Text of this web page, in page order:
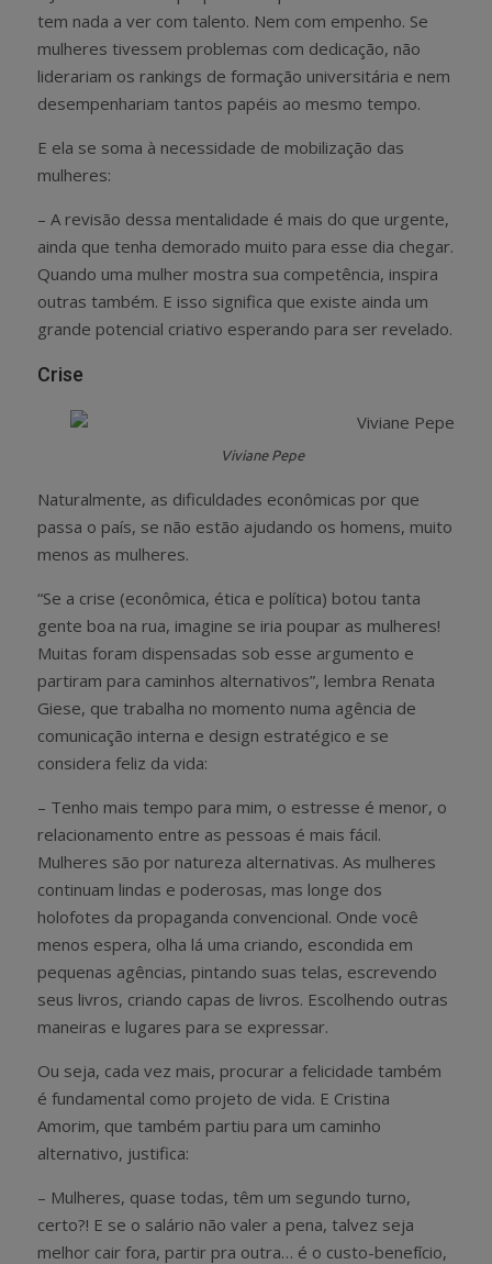
tem nada a ver com talento. Nem com empenho. Se
mulheres tivessem problemas com dedicação, não
liderariam os rankings de formação universitária e nem
desempenhariam tantos papéis ao mesmo tempo.
E ela se soma à necessidade de mobilização das
mulheres:
– A revisão dessa mentalidade é mais do que urgente,
ainda que tenha demorado muito para esse dia chegar.
Quando uma mulher mostra sua competência, inspira
outras também. E isso significa que existe ainda um
grande potencial criativo esperando para ser revelado.
Crise
Viviane Pepe
Naturalmente, as dificuldades econômicas por que
passa o país, se não estão ajudando os homens, muito
menos as mulheres.
“Se a crise (econômica, ética e política) botou tanta
gente boa na rua, imagine se iria poupar as mulheres!
Muitas foram dispensadas sob esse argumento e
partiram para caminhos alternativos”, lembra Renata
Giese, que trabalha no momento numa agência de
comunicação interna e design estratégico e se
considera feliz da vida:
– Tenho mais tempo para mim, o estresse é menor, o
relacionamento entre as pessoas é mais fácil.
Mulheres são por natureza alternativas. As mulheres
continuam lindas e poderosas, mas longe dos
holofotes da propaganda convencional. Onde você
menos espera, olha lá uma criando, escondida em
pequenas agências, pintando suas telas,​ escrevendo
seus livros, criando capas de livros. Escolhendo outras
maneiras e lugares para se expressar.
Ou seja, cada vez mais, procurar a felicidade também
é fundamental como projeto de vida. E Cristina
Amorim, que também partiu para um caminho
alternativo, justifica:
– Mulheres, quase todas, têm um segundo turno,
certo?! E se o salário não valer a pena, talvez seja
melhor cair fora, partir pra outra… é o custo-benefício,